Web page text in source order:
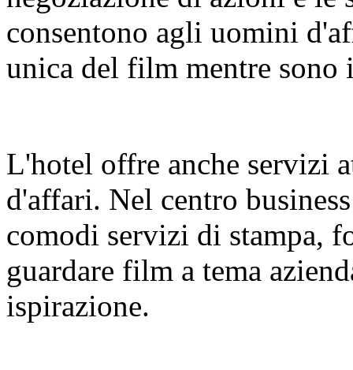
consentono agli uomini
unica del film mentre sono
L'hotel offre anche servizi
d'affari. Nel centro
comodi servizi di stampa,
guardare film a tema
ispirazione.